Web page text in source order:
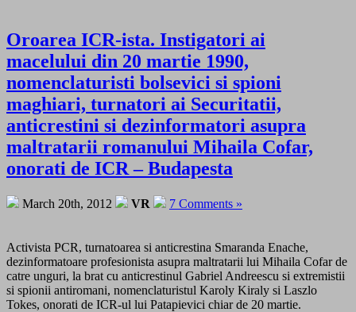
Oroarea ICR-ista. Instigatori ai
macelului din 20 martie 1990,
nomenclaturisti bolsevici si spioni
maghiari, turnatori ai Securitatii,
anticrestini si dezinformatori asupra
maltratarii romanului Mihaila Cofar,
onorati de ICR – Budapesta
March 20th, 2012 VR 7 Comments »
Activista PCR, turnatoarea si anticrestina Smaranda Enache,
dezinformatoare profesionista asupra maltratarii lui Mihaila Cofar de
catre unguri, la brat cu anticrestinul Gabriel Andreescu si extremistii
si spionii antiromani, nomenclaturistul Karoly Kiraly si Laszlo
Tokes, onorati de ICR-ul lui Patapievici chiar de 20 martie.